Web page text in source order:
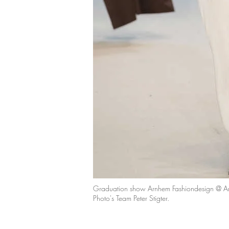
Graduation show Arnhem Fashiondesign @
Photo's Team Peter Stigter.